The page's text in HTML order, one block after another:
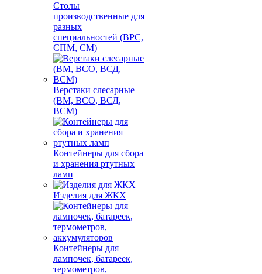
Столы
производственные для
разных
специальностей (ВРС,
СПМ, СМ)
Верстаки слесарные
(ВМ, ВСО, ВСД,
ВСМ)
Контейнеры для сбора
и хранения ртутных
ламп
Изделия для ЖКХ
Контейнеры для
лампочек, батареек,
термометров,